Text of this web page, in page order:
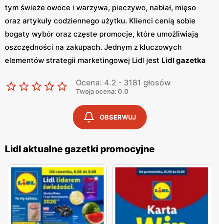
tym świeże owoce i warzywa, pieczywo, nabiał, mięso
oraz artykuły codziennego użytku. Klienci cenią sobie
bogaty wybór oraz częste promocje, które umożliwiają
oszczędności na zakupach. Jednym z kluczowych
elementów strategii marketingowej Lidl jest Lidl gazetka
promocyjna Lidlprezentuje najnowsze promocje,
czemu klienci mogą planować swoje zakupy i korzystać z
wyjątkowych okazji cenowych.
Aktualna gazetka Lidl
jak i online, co umożliwia łatwy dostęp do bieżących
ofert. Dzięki temu klienci mogą być zawsze na bieżąco z
tym, co oferujegazetka Lidl
. Sklepy Lidl znajdują się w
dogodnych lokalizacjach na terenie całej Polski, co
ułatwia dostęp do szerokiej gamy produktów
spożywczych i przemysłowych dla szerokiego grona
Ocena: 4.2 - 3181 głosów
Twoja ocena: 0.0
OBSERWUJ
Lidl aktualne gazetki promocyjne